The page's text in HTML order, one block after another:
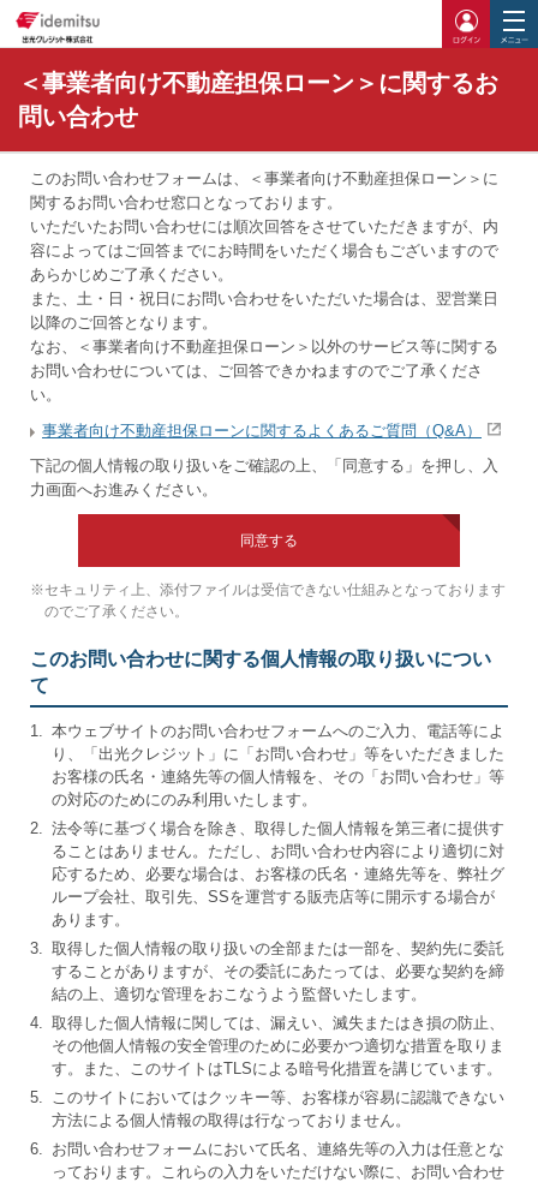
ログイ
＜事業者向け不動産担保ローン＞に関するお
問い合わせ
このお問い合わせフォームは、＜事業者向け不動産担保ローン＞に
関するお問い合わせ窓口となっております。
いただいたお問い合わせには順次回答をさせていただきますが、内
容によってはご回答までにお時間をいただく場合もございますので
あらかじめご了承ください。
また、土・日・祝日にお問い合わせをいただいた場合は、翌営業日
以降のご回答となります。
なお、＜事業者向け不動産担保ローン＞以外のサービス等に関する
お問い合わせについては、ご回答できかねますのでご了承くださ
い。
事業者向け不動産担保ローンに関するよくあるご質問（Q&A）
下記の個人情報の取り扱いをご確認の上、「同意する」を押し、入
力画面へお進みください。
同意する
※セキュリティ上、添付ファイルは受信できない仕組みとなっております
のでご了承ください。
このお問い合わせに関する個人情報の取り扱いについ
て
1. 本ウェブサイトのお問い合わせフォームへのご入力、電話等によ
り、「出光クレジット」に「お問い合わせ」等をいただきました
お客様の氏名・連絡先等の個人情報を、その「お問い合わせ」等
の対応のためにのみ利用いたします。
2. 法令等に基づく場合を除き、取得した個人情報を第三者に提供す
ることはありません。ただし、お問い合わせ内容により適切に対
応するため、必要な場合は、お客様の氏名・連絡先等を、弊社グ
ループ会社、取引先、SSを運営する販売店等に開示する場合が
あります。
3. 取得した個人情報の取り扱いの全部または一部を、契約先に委託
することがありますが、その委託にあたっては、必要な契約を締
結の上、適切な管理をおこなうよう監督いたします。
4. 取得した個人情報に関しては、漏えい、滅失またはき損の防止、
その他個人情報の安全管理のために必要かつ適切な措置を取りま
す。また、このサイトはTLSによる暗号化措置を講じています。
5. このサイトにおいてはクッキー等、お客様が容易に認識できない
方法による個人情報の取得は行なっておりません。
6. お問い合わせフォームにおいて氏名、連絡先等の入力は任意とな
っております。これらの入力をいただけない際に、お問い合わせ